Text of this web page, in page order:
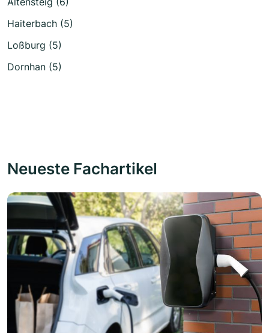
Haiterbach (5)
Loßburg (5)
Dornhan (5)
Neueste Fachartikel